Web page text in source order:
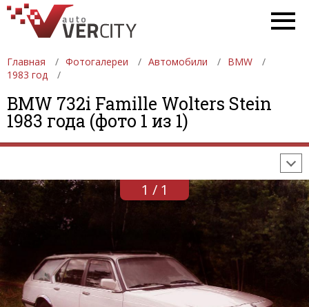
Главная Фотогалереи Автомобили
BMW
1983 год
BMW 732i Famille Wolters Stein
1983 года (фото 1 из 1)
ФОТОГАЛЕРЕИ АВТОМОБИЛИ
ДЕВУШКИ
АВТОСАЛОНЫ
ФОРМУЛА-1
1 / 1